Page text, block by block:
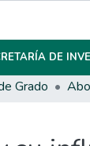
DE
Grado